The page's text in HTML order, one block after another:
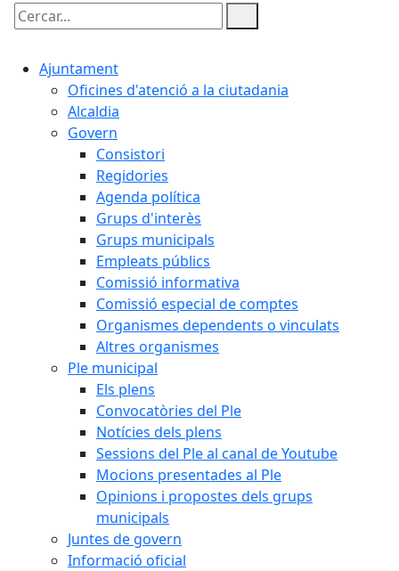
Cercar:
Ajuntament
Oficines d'atenció a la ciutadania
Alcaldia
Govern
Consistori
Regidories
Agenda política
Grups d'interès
Grups municipals
Empleats públics
Comissió informativa
Comissió especial de comptes
Organismes dependents o vinculats
Altres organismes
Ple municipal
Els plens
Convocatòries del Ple
Notícies dels plens
Sessions del Ple al canal de Youtube
Mocions presentades al Ple
Opinions i propostes dels grups
municipals
Juntes de govern
Informació oficial